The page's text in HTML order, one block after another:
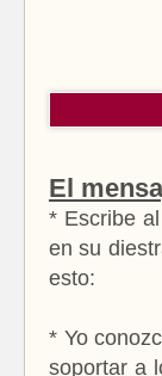
El
* Escribe
en su
esto:
* Yo
soportar a